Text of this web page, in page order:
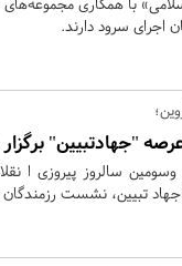
اجرای سرود دارند.
"جهادتبیین"
سالروز پیروزی ا
تبیین، نشست رزمندگان